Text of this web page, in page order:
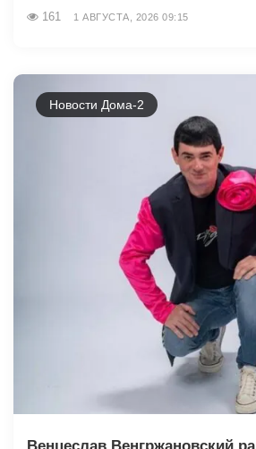
161 1 АВГУСТА, 2026 09:15
Новости Дома-2